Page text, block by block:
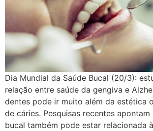
Dia Mundial da Saúde Bucal (20/3):
relação entre saúde da gengiva e
dentes pode ir muito além da estética
de cáries. Pesquisas recentes apontam
bucal também pode estar relacionada